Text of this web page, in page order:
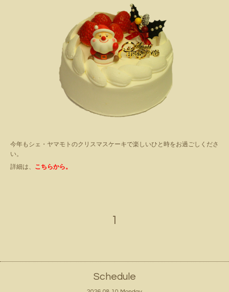
今年もシェ・ヤマモトのクリスマスケーキで楽しいひと時をお過ごしくださ
い。
詳細は、 こちらから。
1
Schedule